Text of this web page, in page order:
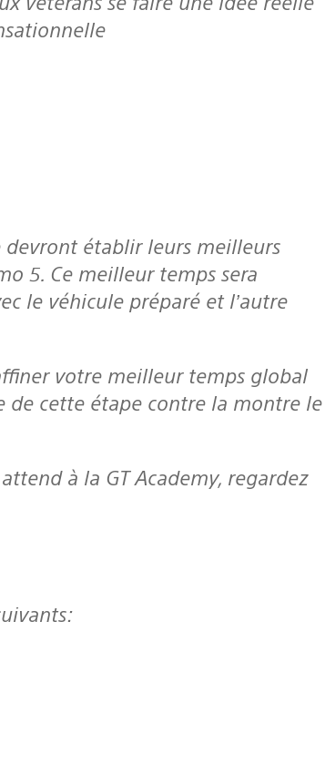
5. Ce meilleur temps sera
le véhicule préparé et l’autre
de cette étape contre la montre le